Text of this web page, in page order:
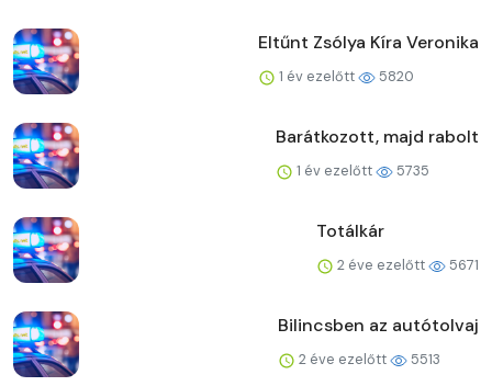
Eltűnt Zsólya Kíra Veronika
1 év ezelőtt 5820
Barátkozott, majd rabolt
1 év ezelőtt 5735
Totálkár
2 éve ezelőtt 5671
Bilincsben az autótolvaj
2 éve ezelőtt 5513